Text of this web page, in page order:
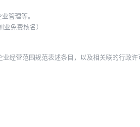
管理等。
免费核名）
经营范围规范表述条目，以及相关联的行政许